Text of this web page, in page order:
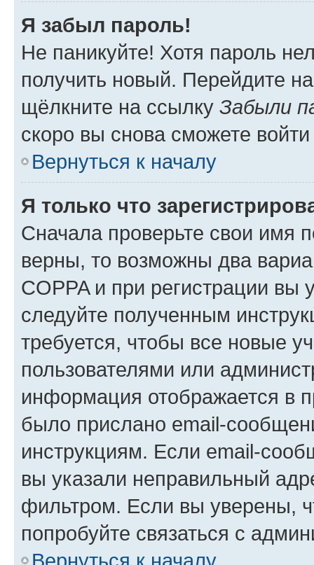
Я забыл пароль!
Не паникуйте! Хотя пароль
получить новый. Перейдите
щёлкните на ссылку Забыли
скоро вы снова сможете
Вернуться к началу
Я только что
Сначала проверьте свои имя
верны, то возможны два
COPPA и при регистрации вы
следуйте полученным
требуется, чтобы все новые
пользователями или
информация отображается в
было прислано email-
инструкциям. Если email-
вы указали неправильный
фильтром. Если вы уверены,
попробуйте связаться с
Вернуться к началу